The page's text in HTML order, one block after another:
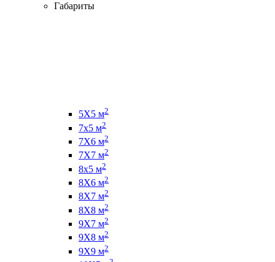
Габариты
5Х5 м2
7х5 м2
7Х6 м2
7Х7 м2
8х5 м2
8Х6 м2
8Х7 м2
8Х8 м2
9Х7 м2
9Х8 м2
9Х9 м2